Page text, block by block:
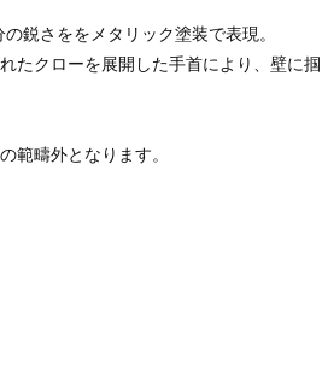
鋭さををメタリック塗装で表現。
たクローを展開した手首により、壁に掴
範疇外となります。